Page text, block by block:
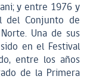
y entre 1976 y
del Conjunto de
Una de sus
en el Festival
entre los años
de la Primera